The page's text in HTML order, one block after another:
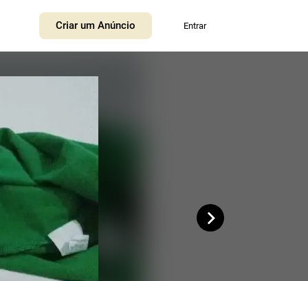
Criar um Anúncio Entrar